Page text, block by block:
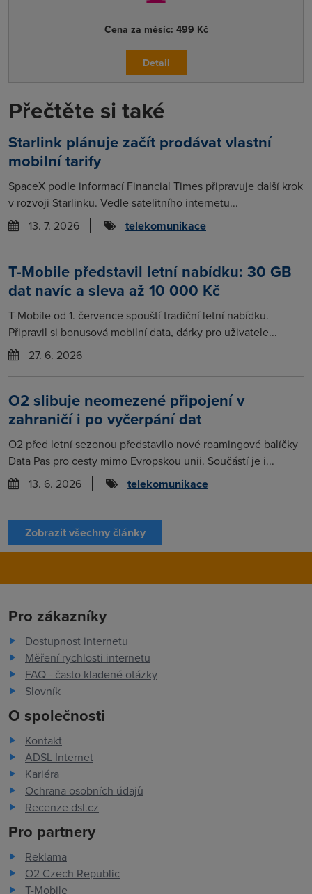
Cena za měsíc: 499 Kč
Detail
Přečtěte si také
Starlink plánuje začít prodávat vlastní
mobilní tarify
SpaceX podle informací Financial Times připravuje další krok
v rozvoji Starlinku. Vedle satelitního internetu...
13. 7. 2026
telekomunikace
T-Mobile představil letní nabídku: 30 GB
dat navíc a sleva až 10 000 Kč
T-Mobile od 1. července spouští tradiční letní nabídku.
Připravil si bonusová mobilní data, dárky pro uživatele...
27. 6. 2026
O2 slibuje neomezené připojení v
zahraničí i po vyčerpání dat
O2 před letní sezonou představilo nové roamingové balíčky
Data Pas pro cesty mimo Evropskou unii. Součástí je i...
13. 6. 2026
telekomunikace
Zobrazit všechny články
Pro zákazníky
Dostupnost internetu
Měření rychlosti internetu
FAQ - často kladené otázky
Slovník
O společnosti
Kontakt
ADSL Internet
Kariéra
Ochrana osobních údajů
Recenze dsl.cz
Pro partnery
Reklama
O2 Czech Republic
T-Mobile